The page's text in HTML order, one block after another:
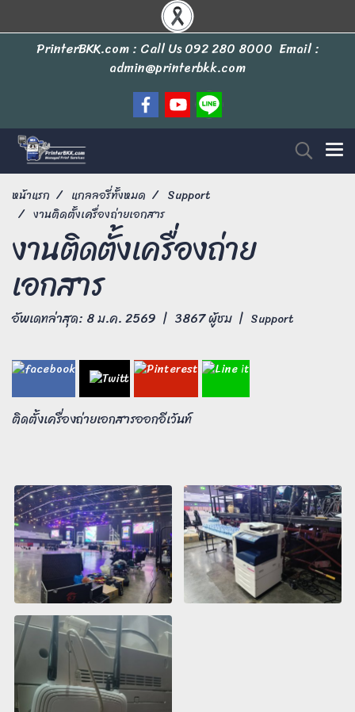
PrinterBKK.com : Call Us092 280 8000 Email :
admin@printerbkk.com
หน้าแรก แกลลอรี่ทั้งหมด
Support
งานติดตั้งเครื่องถ่ายเอกสาร
งานติดตั้งเครื่องถ่าย
เอกสาร
อัพเดทล่าสุด: 8 ม.ค. 2569 | 3867 ผู้ชม | Support
ติดตั้งเครื่องถ่ายเอกสารออกอีเว้นท์